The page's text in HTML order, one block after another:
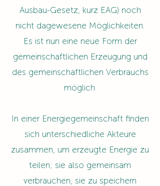
Ausbau-Gesetz, kurz EAG) noch
nicht dagewesene Möglichkeiten.
Es ist nun eine neue Form der
gemeinschaftlichen Erzeugung und
des gemeinschaftlichen Verbrauchs
möglich.
In einer Energiegemeinschaft finden
sich unterschiedliche Akteure
zusammen, um erzeugte Energie zu
teilen; sie also gemeinsam
verbrauchen, sie zu speichern